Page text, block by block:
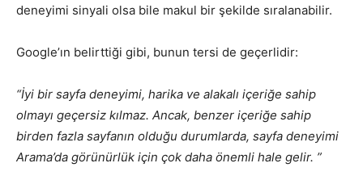
deneyimi sinyali olsa bile makul bir şekilde sıralanabilir.
Google’ın belirttiği gibi, bunun tersi de geçerlidir:
“İyi bir sayfa deneyimi, harika ve alakalı içeriğe sahip
olmayı geçersiz kılmaz. Ancak, benzer içeriğe sahip
birden fazla sayfanın olduğu durumlarda, sayfa deneyimi
Arama’da görünürlük için çok daha önemli hale gelir. ”